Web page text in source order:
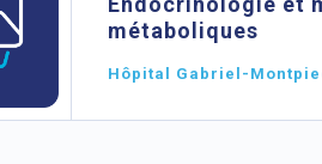
métaboliques
Hôpital Gabriel-